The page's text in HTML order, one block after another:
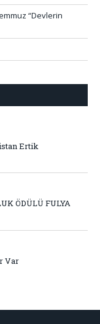
“Devlerin
Ertik
ÖDÜLÜ FULYA
Var